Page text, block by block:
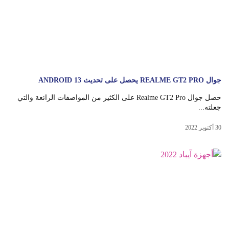
جوال REALME GT2 PRO يحصل على تحديث ANDROID 13
حصل جوال Realme GT2 Pro على الكثير من المواصفات الرائعة والتي
جعلته...
30 أكتوبر 2022